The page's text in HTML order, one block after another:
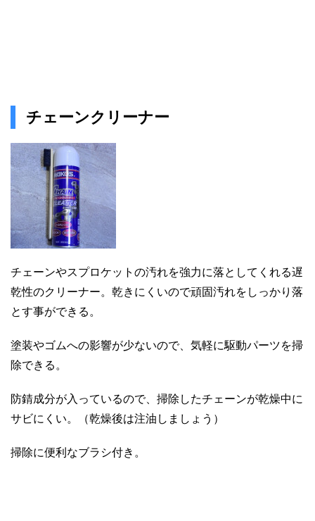
チェーンクリーナー
チェーンやスプロケットの汚れを強力に落としてくれる遅
乾性のクリーナー。乾きにくいので頑固汚れをしっかり落
とす事ができる。
塗装やゴムへの影響が少ないので、気軽に駆動パーツを掃
除できる。
防錆成分が入っているので、掃除したチェーンが乾燥中に
サビにくい。（乾燥後は注油しましょう）
掃除に便利なブラシ付き。